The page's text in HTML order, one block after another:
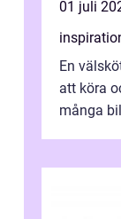
01 juli
En
att köra
många